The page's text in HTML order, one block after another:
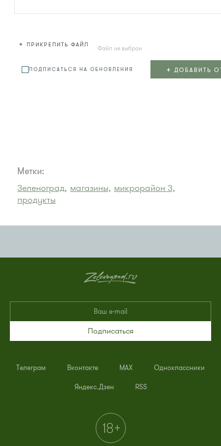
+ ПРИКРЕПИТЬ ФАЙЛ Файл не выбран
ПОДПИСАТЬСЯ НА ОБНОВЛЕНИЯ + ДОБАВИТЬ
Метки:
Зеленоград, магазины, микрорайон 3,
продукты
Подписаться
Телеграм Вконтакте MAX Одноклассники
Яндекс.Дзен RSS